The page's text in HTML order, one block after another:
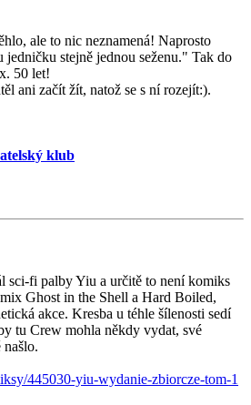
ale to nic neznamená! Naprosto
jedničku stejně jednou seženu." Tak do
50 let!
ani začít žít, natož se s ní rozejít:).
klub
sci-fi palby Yiu a určitě to není komiks
Ghost in the Shell a Hard Boiled,
akce. Kresba u téhle šílenosti sedí
tu Crew mohla někdy vydat, své
našlo.
445030-yiu-wydanie-zbiorcze-tom-1